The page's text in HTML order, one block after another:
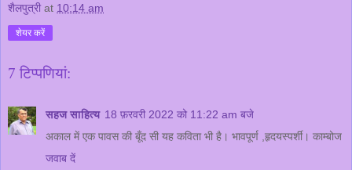
शैलपुत्री at 10:14 am
शेयर करें
7 टिप्‍पणियां:
सहज साहित्य 18 फ़रवरी 2022 को 11:22 am बजे
अकाल में एक पावस की बूँद सी यह कविता भी है। भावपूर्ण ,हृदयस्पर्शी। काम्बोज
जवाब दें